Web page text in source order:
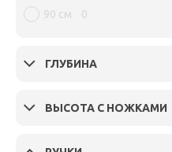
90 см
0
ГЛУБИНА
ВЫСОТА С НОЖКАМИ